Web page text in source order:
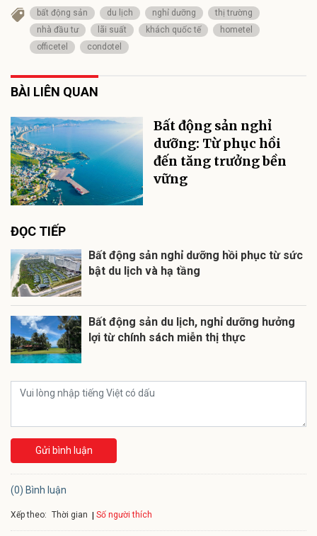
bất động sản du lịch nghỉ dưỡng
thị trường
nhà đầu tư
lãi suất khách quốc tế
hometel
officetel
condotel
BÀI LIÊN QUAN
Bất động sản nghỉ
dưỡng: Từ phục hồi
đến tăng trưởng bền
vững
ĐỌC TIẾP
Bất động sản nghỉ dưỡng hồi phục từ sức
bật du lịch và hạ tầng
Bất động sản du lịch, nghỉ dưỡng hưởng
lợi từ chính sách miễn thị thực
Gửi bình luận
(0) Bình luận
Xếp theo: Thời gian Số người thích